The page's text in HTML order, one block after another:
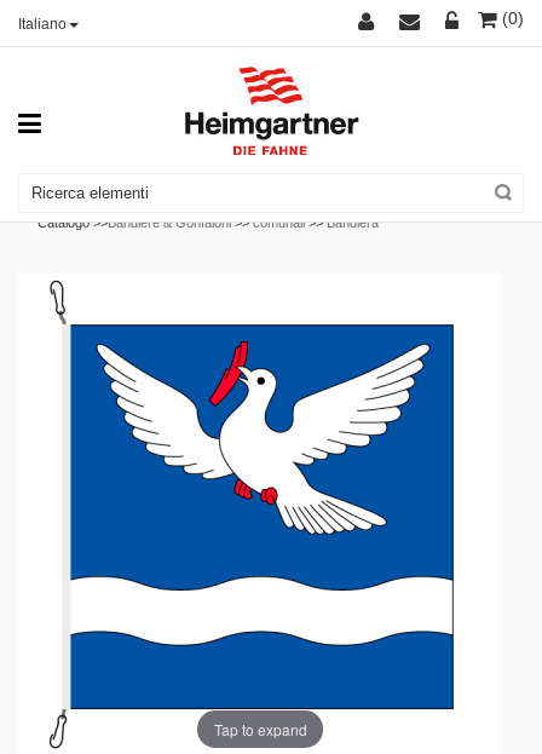
Italiano (0)
Catalogo >>Bandiere & Gonfaloni >>comunali >>Bandiera
Tap to expand